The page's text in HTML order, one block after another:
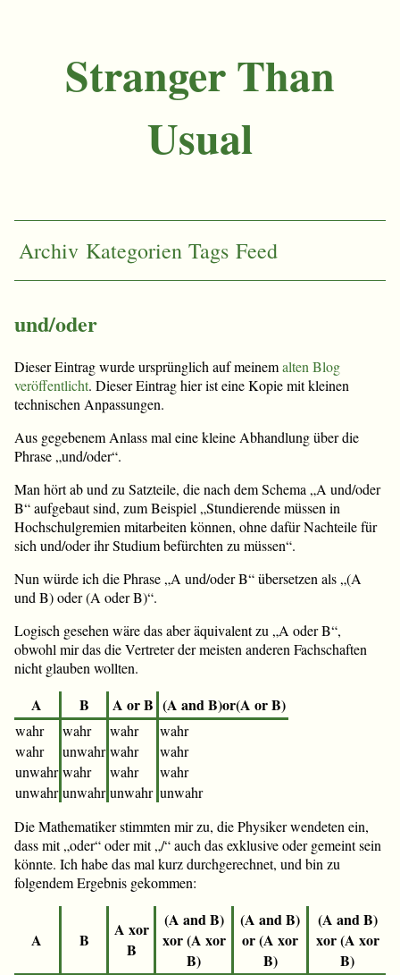
Stranger Than
Usual
Archiv Kategorien Tags Feed
und/oder
Dieser Eintrag wurde ursprünglich auf meinemalten Blog
veröffentlicht. Dieser Eintrag hier ist eine Kopie mit kleinen
technischen Anpassungen.
Aus gegebenem Anlass mal eine kleine Abhandlung über die
Phrase „und/oder“.
Man hört ab und zu Satzteile, die nach dem Schema „A und/oder
B“ aufgebaut sind, zum Beispiel „Stundierende müssen in
Hochschulgremien mitarbeiten können, ohne dafür Nachteile für
sich und/oder ihr Studium befürchten zu müssen“.
Nun würde ich die Phrase „A und/oder B“ übersetzen als „(A
und B) oder (A oder B)“.
Logisch gesehen wäre das aber äquivalent zu „A oder B“,
obwohl mir das die Vertreter der meisten anderen Fachschaften
nicht glauben wollten.
A B A or B (A and B)or(A or B)
wahr wahr wahr
wahr
wahr
unwahr wahr
wahr
unwahr wahr wahr
wahr
unwahr unwahr unwahr unwahr
Die Mathematiker stimmten mir zu, die Physiker wendeten ein,
dass mit „oder“ oder mit „/“ auch das exklusive oder gemeint sein
könnte. Ich habe das mal kurz durchgerechnet, und bin zu
folgendem Ergebnis gekommen:
A B
A xor
B
(A and B)
xor (A xor
B)
(A and B)
or (A xor
B)
(A and B)
xor (A xor
B)